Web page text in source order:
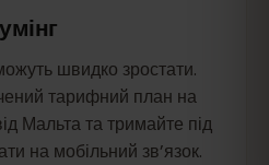
швидко зростати.
тарифний план на
Мальта та тримайте під
на мобільний зв’язок.